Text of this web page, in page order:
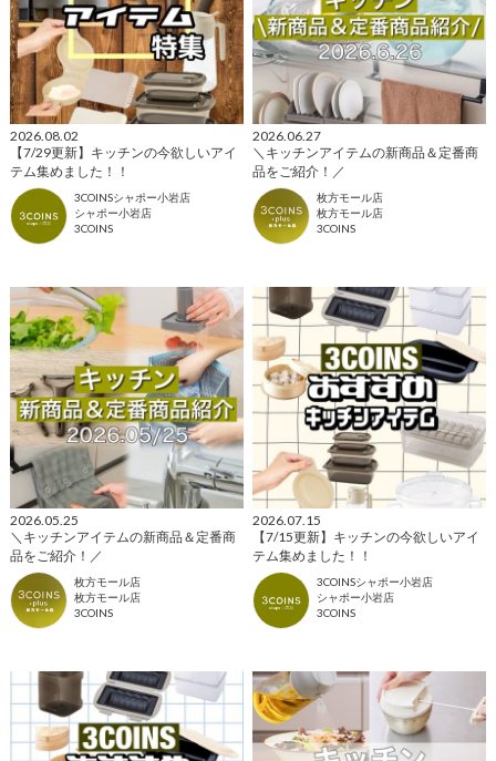
2026.08.02
【7/29更新】キッチンの今欲しいアイ
テム集めました！！
3COINSシャポー小岩店
シャポー小岩店
3COINS
2026.06.27
＼キッチンアイテムの新商品＆定番商
品をご紹介！／
枚方モール店
枚方モール店
3COINS
2026.05.25
＼キッチンアイテムの新商品＆定番商
品をご紹介！／
枚方モール店
枚方モール店
3COINS
2026.07.15
【7/15更新】キッチンの今欲しいアイ
テム集めました！！
3COINSシャポー小岩店
シャポー小岩店
3COINS